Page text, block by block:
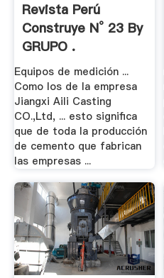
Revista Perú
Construye N° 23 By
GRUPO .
Equipos de medición ...
Como los de la empresa
Jiangxi Aili Casting
CO.,Ltd, ... esto significa
que de toda la producción
de cemento que fabrican
las empresas ...